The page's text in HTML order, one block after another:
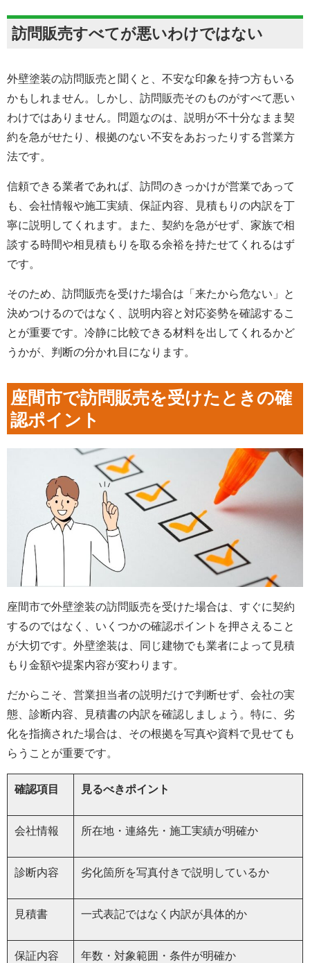
訪問販売すべてが悪いわけではない
外壁塗装の訪問販売と聞くと、不安な印象を持つ方もいる
かもしれません。しかし、訪問販売そのものがすべて悪い
わけではありません。問題なのは、説明が不十分なまま契
約を急がせたり、根拠のない不安をあおったりする営業方
法です。
信頼できる業者であれば、訪問のきっかけが営業であって
も、会社情報や施工実績、保証内容、見積もりの内訳を丁
寧に説明してくれます。また、契約を急がせず、家族で相
談する時間や相見積もりを取る余裕を持たせてくれるはず
です。
そのため、訪問販売を受けた場合は「来たから危ない」と
決めつけるのではなく、説明内容と対応姿勢を確認するこ
とが重要です。冷静に比較できる材料を出してくれるかど
うかが、判断の分かれ目になります。
座間市で訪問販売を受けたときの確
認ポイント
座間市で外壁塗装の訪問販売を受けた場合は、すぐに契約
するのではなく、いくつかの確認ポイントを押さえること
が大切です。外壁塗装は、同じ建物でも業者によって見積
もり金額や提案内容が変わります。
だからこそ、営業担当者の説明だけで判断せず、会社の実
態、診断内容、見積書の内訳を確認しましょう。特に、劣
化を指摘された場合は、その根拠を写真や資料で見せても
らうことが重要です。
確認項目 見るべきポイント
会社情報 所在地・連絡先・施工実績が明確か
診断内容 劣化箇所を写真付きで説明しているか
見積書 一式表記ではなく内訳が具体的か
保証内容 年数・対象範囲・条件が明確か